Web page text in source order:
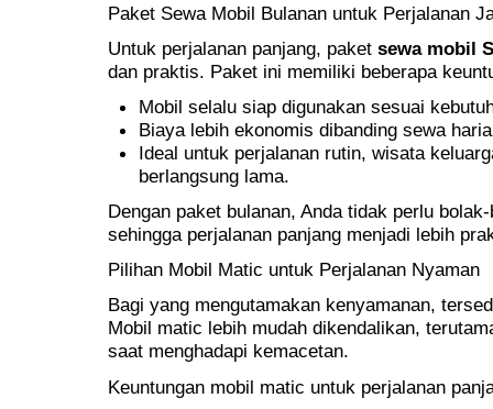
Paket Sewa Mobil Bulanan untuk Perjalanan
Untuk perjalanan panjang, paket sewa mobil
dan praktis. Paket ini memiliki beberapa
Mobil selalu siap digunakan sesuai
Biaya lebih ekonomis dibanding sewa
Ideal untuk perjalanan rutin, wisata
berlangsung lama.
Dengan paket bulanan, Anda tidak perlu
sehingga perjalanan panjang menjadi lebih
Pilihan Mobil Matic untuk Perjalanan Nyaman
Bagi yang mengutamakan kenyamanan,
Mobil matic lebih mudah dikendalikan,
saat menghadapi kemacetan.
Keuntungan mobil matic untuk perjalanan